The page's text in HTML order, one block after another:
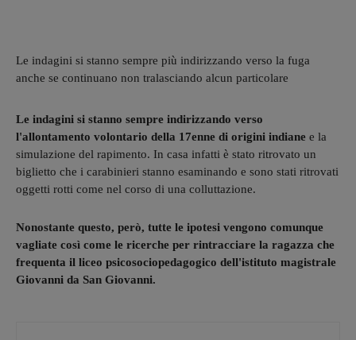
Le indagini si stanno sempre più indirizzando verso la fuga
anche se continuano non tralasciando alcun particolare
Le indagini si stanno sempre indirizzando verso
l'allontamento volontario della 17enne di origini indiane e la
simulazione del rapimento. In casa infatti è stato ritrovato un
biglietto che i carabinieri stanno esaminando e sono stati ritrovati
oggetti rotti come nel corso di una colluttazione.
Nonostante questo, però, tutte le ipotesi vengono comunque
vagliate così come le ricerche per rintracciare la ragazza che
frequenta il liceo psicosociopedagogico dell'istituto magistrale
Giovanni da San Giovanni.